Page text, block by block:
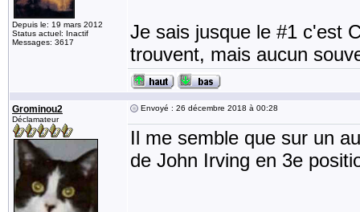
Depuis le: 19 mars 2012
Status actuel: Inactif
Messages: 3617
Je sais jusque le #1 c'est
trouvent, mais aucun
Grominou2
Déclamateur
Envoyé : 26 décembre 2018 à 00:28
Il me semble que sur un
de John Irving en 3e